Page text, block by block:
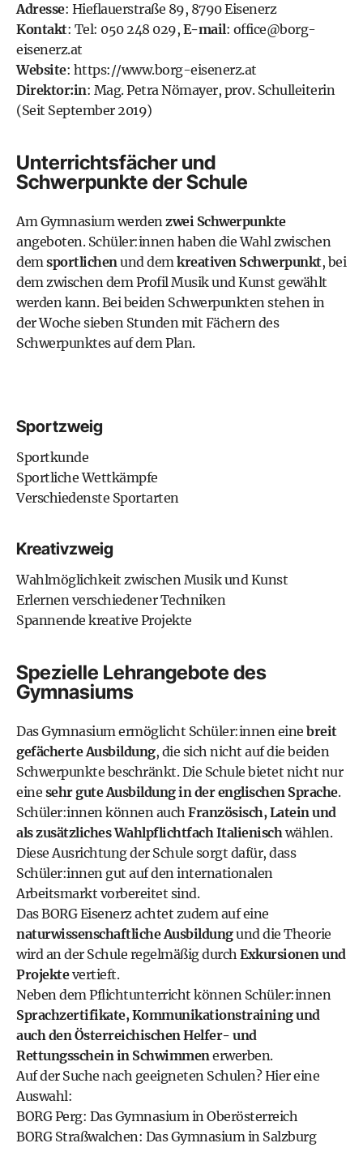
Adresse: Hieflauerstraße 89, 8790 Eisenerz
Kontakt: Tel: 050 248 029, E-mail: office@borg-
eisenerz.at
Website: https://www.borg-eisenerz.at
Direktor:in: Mag. Petra Nömayer, prov. Schulleiterin
(Seit September 2019)
Unterrichtsfächer und
Schwerpunkte der Schule
Am Gymnasium werdenzwei Schwerpunkte
angeboten. Schüler:innen haben die Wahl zwischen
demsportlichenund demkreativen Schwerpunkt, bei
dem zwischen dem Profil Musik und Kunst gewählt
werden kann. Bei beiden Schwerpunkten stehen in
der Woche sieben Stunden mit Fächern des
Schwerpunktes auf dem Plan.
Sportzweig
Sportkunde
Sportliche Wettkämpfe
Verschiedenste Sportarten
Kreativzweig
Wahlmöglichkeit zwischen Musik und Kunst
Erlernen verschiedener Techniken
Spannende kreative Projekte
Spezielle Lehrangebote des
Gymnasiums
DasGymnasiumermöglicht Schüler:innen eine breit
gefächerte Ausbildung, die sich nicht auf die beiden
Schwerpunkte beschränkt. Die Schule bietet nicht nur
eine sehr gute Ausbildung in der englischen Sprache.
Schüler:innen können auch Französisch, Latein und
als zusätzliches Wahlpflichtfach Italienischwählen.
Diese Ausrichtung der Schule sorgt dafür, dass
Schüler:innen gut auf den internationalen
Arbeitsmarkt vorbereitet sind.
Das BORG Eisenerz achtet zudem auf eine
naturwissenschaftliche Ausbildungund die Theorie
wird an der Schule regelmäßig durch Exkursionen und
Projektevertieft.
Neben dem Pflichtunterricht können Schüler:innen
Sprachzertifikate, Kommunikationstraining und
auch den Österreichischen Helfer- und
Rettungsschein in Schwimmenerwerben.
Auf der Suche nach geeigneten Schulen? Hier eine
Auswahl:
BORG Perg: Das Gymnasium in Oberösterreich
BORG Straßwalchen: Das Gymnasium in Salzburg